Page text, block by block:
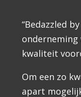
“Bedazzled
kwaliteit
Om een zo
apart